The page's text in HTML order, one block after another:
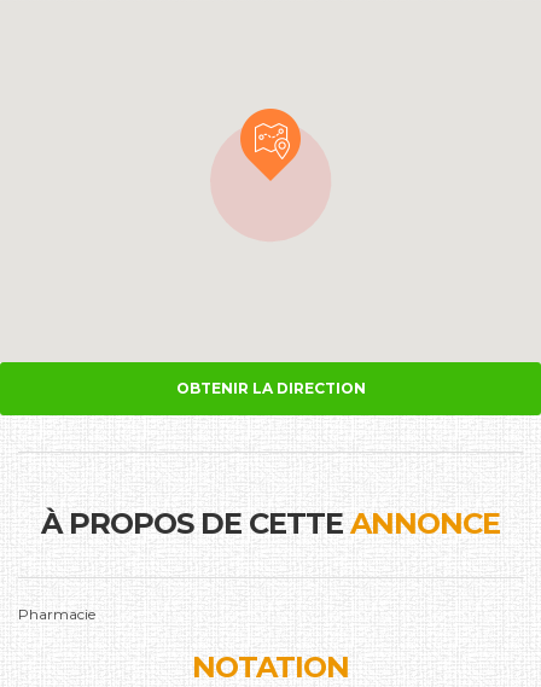
OBTENIR LA DIRECTION
À PROPOS DE CETTEANNONCE
Pharmacie
NOTATION